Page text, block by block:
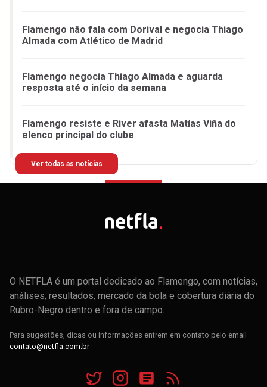
Flamengo não fala com Dorival e negocia Thiago
Almada com Atlético de Madrid
Flamengo negocia Thiago Almada e aguarda
resposta até o início da semana
Flamengo resiste e River afasta Matías Viña do
elenco principal do clube
Ver todas as notícias
O NETFLA é um portal dedicado ao Flamengo, com notícias,
análises, resultados, mercado da bola e cobertura diária do
Rubro-Negro dentro e fora de campo.
Para sugestões, dicas ou informações entrem em contato pelo email
contato@netfla.com.br